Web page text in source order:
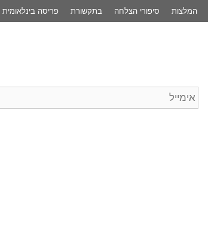
פריסה בינלאומית בתקשורת סיפורי הצלחה המלצות